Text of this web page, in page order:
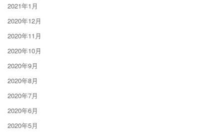
2021年1月
2020年12月
2020年11月
2020年10月
2020年9月
2020年8月
2020年7月
2020年6月
2020年5月